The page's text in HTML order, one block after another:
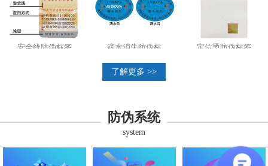
安全线防伪标签 滴水消失防伪标 定位烫防伪标签
了解更多 >>
防伪系统
system